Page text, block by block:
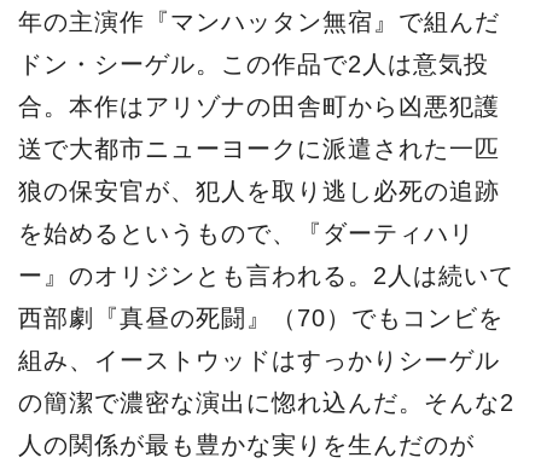
年の主演作『マンハッタン無宿』で組んだ
ドン・シーゲル。この作品で2人は意気投
合。本作はアリゾナの田舎町から凶悪犯護
送で大都市ニューヨークに派遣された一匹
狼の保安官が、犯人を取り逃し必死の追跡
を始めるというもので、『ダーティハリ
ー』のオリジンとも言われる。2人は続いて
西部劇『真昼の死闘』（70）でもコンビを
組み、イーストウッドはすっかりシーゲル
の簡潔で濃密な演出に惚れ込んだ。そんな2
人の関係が最も豊かな実りを生んだのが